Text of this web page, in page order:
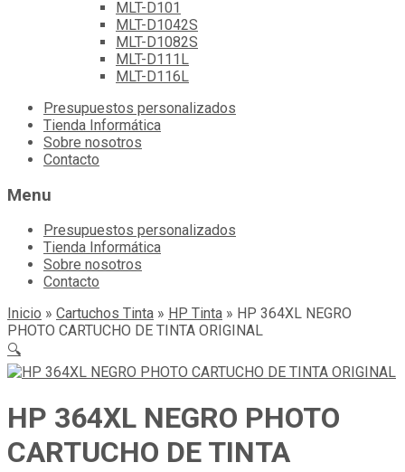
MLT-D101
MLT-D1042S
MLT-D1082S
MLT-D111L
MLT-D116L
Skip
content
Presupuestos personalizados
Tienda Informática
Sobre nosotros
Contacto
Menu
Presupuestos personalizados
Tienda Informática
Sobre nosotros
Contacto
Inicio » Cartuchos Tinta » HP Tinta » HP 364XL NEGRO
PHOTO CARTUCHO DE TINTA ORIGINAL
🔍
HP 364XL NEGRO PHOTO
CARTUCHO DE TINTA